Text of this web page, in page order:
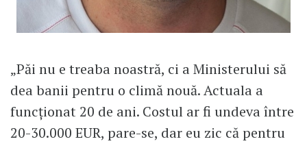
„Păi nu e treaba noastră, ci a Ministerului să
dea banii pentru o climă nouă. Actuala a
funcționat 20 de ani. Costul ar fi undeva între
20-30.000 EUR, pare-se, dar eu zic că pentru